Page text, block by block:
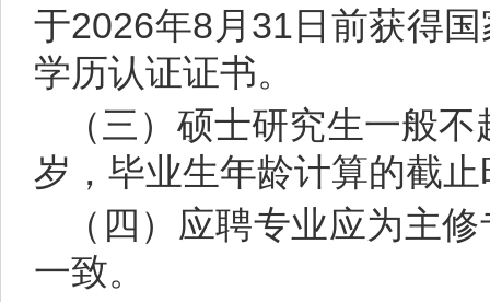
于2026年8月31日前获得
学历认证证书。
（三）硕士研究生一般
岁，毕业生年龄计算的截
（四）应聘专业应为主
一致。